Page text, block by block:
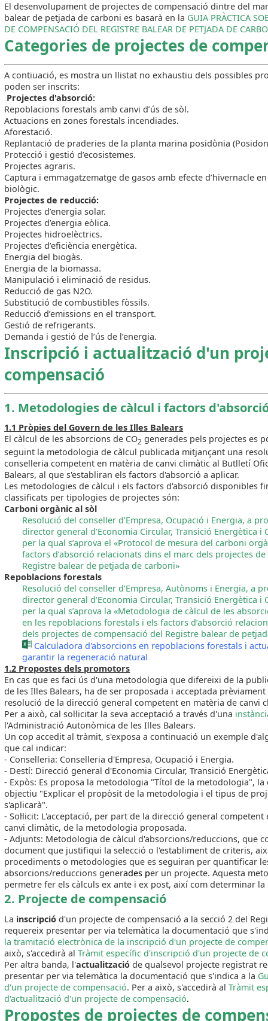
El desenvolupament de projectes de compensació dintre del
balear de petjada de carboni es basarà en la GUIA PRÀCTICA SO
DE COMPENSACIÓ DEL REGISTRE BALEAR DE PETJADA DE
Categories de projectes de
A contiuació, es mostra un llistat no exhaustiu dels possibles
poden ser inscrits:
Projectes d'absorció:
Repoblacions forestals amb canvi d’ús de sòl.
Actuacions en zones forestals incendiades.
Aforestació.
Replantació de praderies de la planta marina posidònia
Protecció i gestió d’ecosistemes.
Projectes agraris.
Captura i emmagatzematge de gasos amb efecte d’hivernacle
biològic.
Projectes de reducció:
Projectes d’energia solar.
Projectes d’energia eòlica.
Projectes hidroelèctrics.
Projectes d’eficiència energètica.
Energia del biogàs.
Energia de la biomassa.
Manipulació i eliminació de residus.
Reducció de gas N2O.
Substitució de combustibles fòssils.
Reducció d’emissions en el transport.
Gestió de refrigerants.
Demanda i gestió de l’ús de l’energia.
Inscripció i actualització d'un
compensació
1. Metodologies de càlcul i factors
1.1 Pròpies del Govern de les Illes Balears
El càlcul de les absorcions de CO2 generades pels projectes es
seguint la metodologia de càlcul publicada mitjançant una
conselleria competent en matèria de canvi climàtic al Butlletí
Balears, al que s'establiran els factors d'absorció a aplicar.
Les metodologies de càlcul i els factors d'absorció disponibles
classificats per tipologies de projectes són:
Carboni orgànic al sòl
Resolució del conseller d’Empresa, Ocupació i Energia, a
director general d’Economia Circular, Transició Energètica i
per la qual s’aprova el «Protocol de mesura del carboni
factors d’absorció relacionats dins el marc dels projectes
Registre balear de petjada de carboni»
Repoblacions forestals
Resolució del conseller d’Empresa, Autònoms i Energia, a
director general d’Economia Circular, Transició Energètica i
per la qual s’aprova la «Metodologia de càlcul de les
en les repoblacions forestals i els factors d’absorció
dels projectes de compensació del Registre balear de
Calculadora d'absorcions en repoblacions forestals i
garantir la regeneració natural
1.2 Propostes dels promotors
En cas que es faci ús d'una metodologia que difereixi de la
de les Illes Balears, ha de ser proposada i acceptada
resolució de la direcció general competent en matèria de canvi
Per a això, cal sol·licitar la seva acceptació a través d'una
l'Administració Autonòmica de les Illes Balears.
Un cop accedit al tràmit, s'exposa a continuació un exemple
que cal indicar:
- Conselleria: Conselleria d'Empresa, Ocupació i Energia.
- Destí: Direcció general d'Economia Circular, Transició
- Expòs: Es proposa la metodologia "Títol de la metodologia", la
objectiu "Explicar el propòsit de la metodologia i el tipus de
s'aplicarà".
- Sol·licit: L'acceptació, per part de la direcció general competent
canvi climàtic, de la metodologia proposada.
- Adjunts: Metodologia de càlcul d'absorcions/reduccions, que
document que justifiqui la selecció o l'establiment de criteris,
procediments o metodologies que es seguiran per quantificar
absorcions/reduccions generades per un projecte. Aquesta
permetre fer els càlculs ex ante i ex post, així com determinar la
2. Projecte de compensació
La inscripció d'un projecte de compensació a la secció 2 del
requereix presentar per via telemàtica la documentació que
la tramitació electrònica de la inscripció d'un projecte de
això, s'accedirà al Tràmit específic d'inscripció d'un projecte de
Per altra banda, l'actualització de qualsevol projecte registrat
presentar per via telemàtica la documentació que s'indica a la
d'un projecte de compensació. Per a això, s'accedirà alTràmit
d'actualització d'un projecte de compensació.
Propostes de projectes de